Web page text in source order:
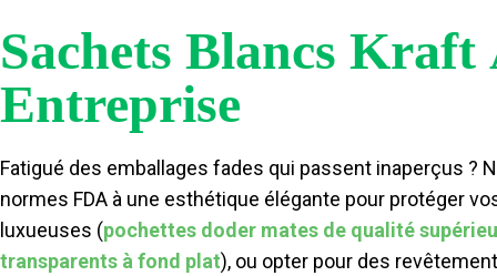
Sachets Blancs
Entreprise
Fatigué des emballages fades qui passent inaperçus ?
normes FDA à une esthétique élégante pour protéger
luxueuses (pochettes doder mates de qualité
transparents à fond plat), ou opter pour des